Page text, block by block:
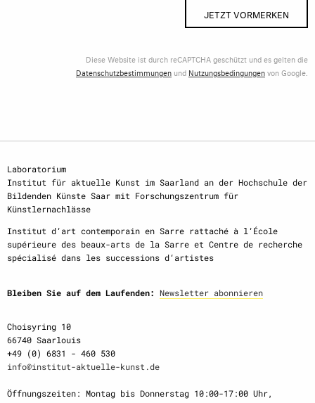
JETZT VORMERKEN
Diese Website ist durch reCAPTCHA geschützt und es gelten die
Datenschutzbestimmungen und Nutzungsbedingungenvon Google.
Laboratorium
Institut für aktuelle Kunst im Saarland an der Hochschule der
Bildenden Künste Saar mit Forschungszentrum für
Künstlernachlässe
Institut d‘art contemporain en Sarre rattaché à l‘École
supérieure des beaux-arts de la Sarre et Centre de recherche
spécialisé dans les successions d‘artistes
Bleiben Sie auf dem Laufenden: Newsletter abonnieren
Choisyring 10
66740 Saarlouis
+49 (0) 6831 - 460 530
info@institut-aktuelle-kunst.de
Öffnungszeiten: Montag bis Donnerstag 10:00-17:00 Uhr,